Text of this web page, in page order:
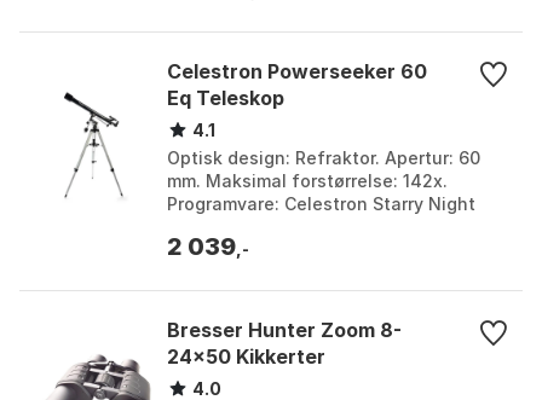
Celestron Powerseeker 60
Eq Teleskop
4.1
Optisk design: Refraktor. Apertur: 60
mm. Maksimal forstørrelse: 142x.
Programvare: Celestron Starry Night
One Size.
2 039 ,-
Bresser Hunter Zoom 8-
24x50 Kikkerter
4.0